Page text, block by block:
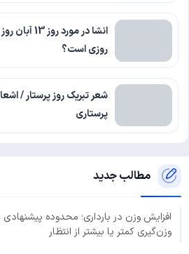
انشا در
روزی است؟
شعر تبریک روز پرستار /
پرستاری
مطالب جدید
وزن‌گیری کمتر یا بیشتر از انتظار